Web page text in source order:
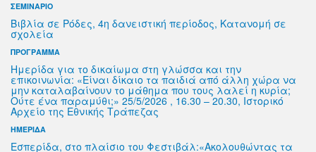
ΣΕΜΙΝΑΡΙΟ
Βιβλία σε Ρόδες, 4η δανειστική περίοδος, Κατανομή σε
σχολεία
ΠΡΟΓΡΑΜΜΑ
Ημερίδα για το δικαίωμα στη γλώσσα και την
επικοινωνία: «Είναι δίκαιο τα παιδιά από άλλη χώρα να
μην καταλαβαίνουν το μάθημα που τους λαλεί η κυρία;
Ούτε ένα παραμύθι;» 25/5/2026 , 16.30 – 20.30, Ιστορικό
Αρχείο της Εθνικής Τράπεζας
ΗΜΕΡΙΔΑ
Εσπερίδα, στο πλαίσιο του Φεστιβάλ:«Ακολουθώντας τα